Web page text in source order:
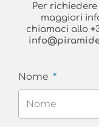
Per
maggiori
chiamaci allo
Nome